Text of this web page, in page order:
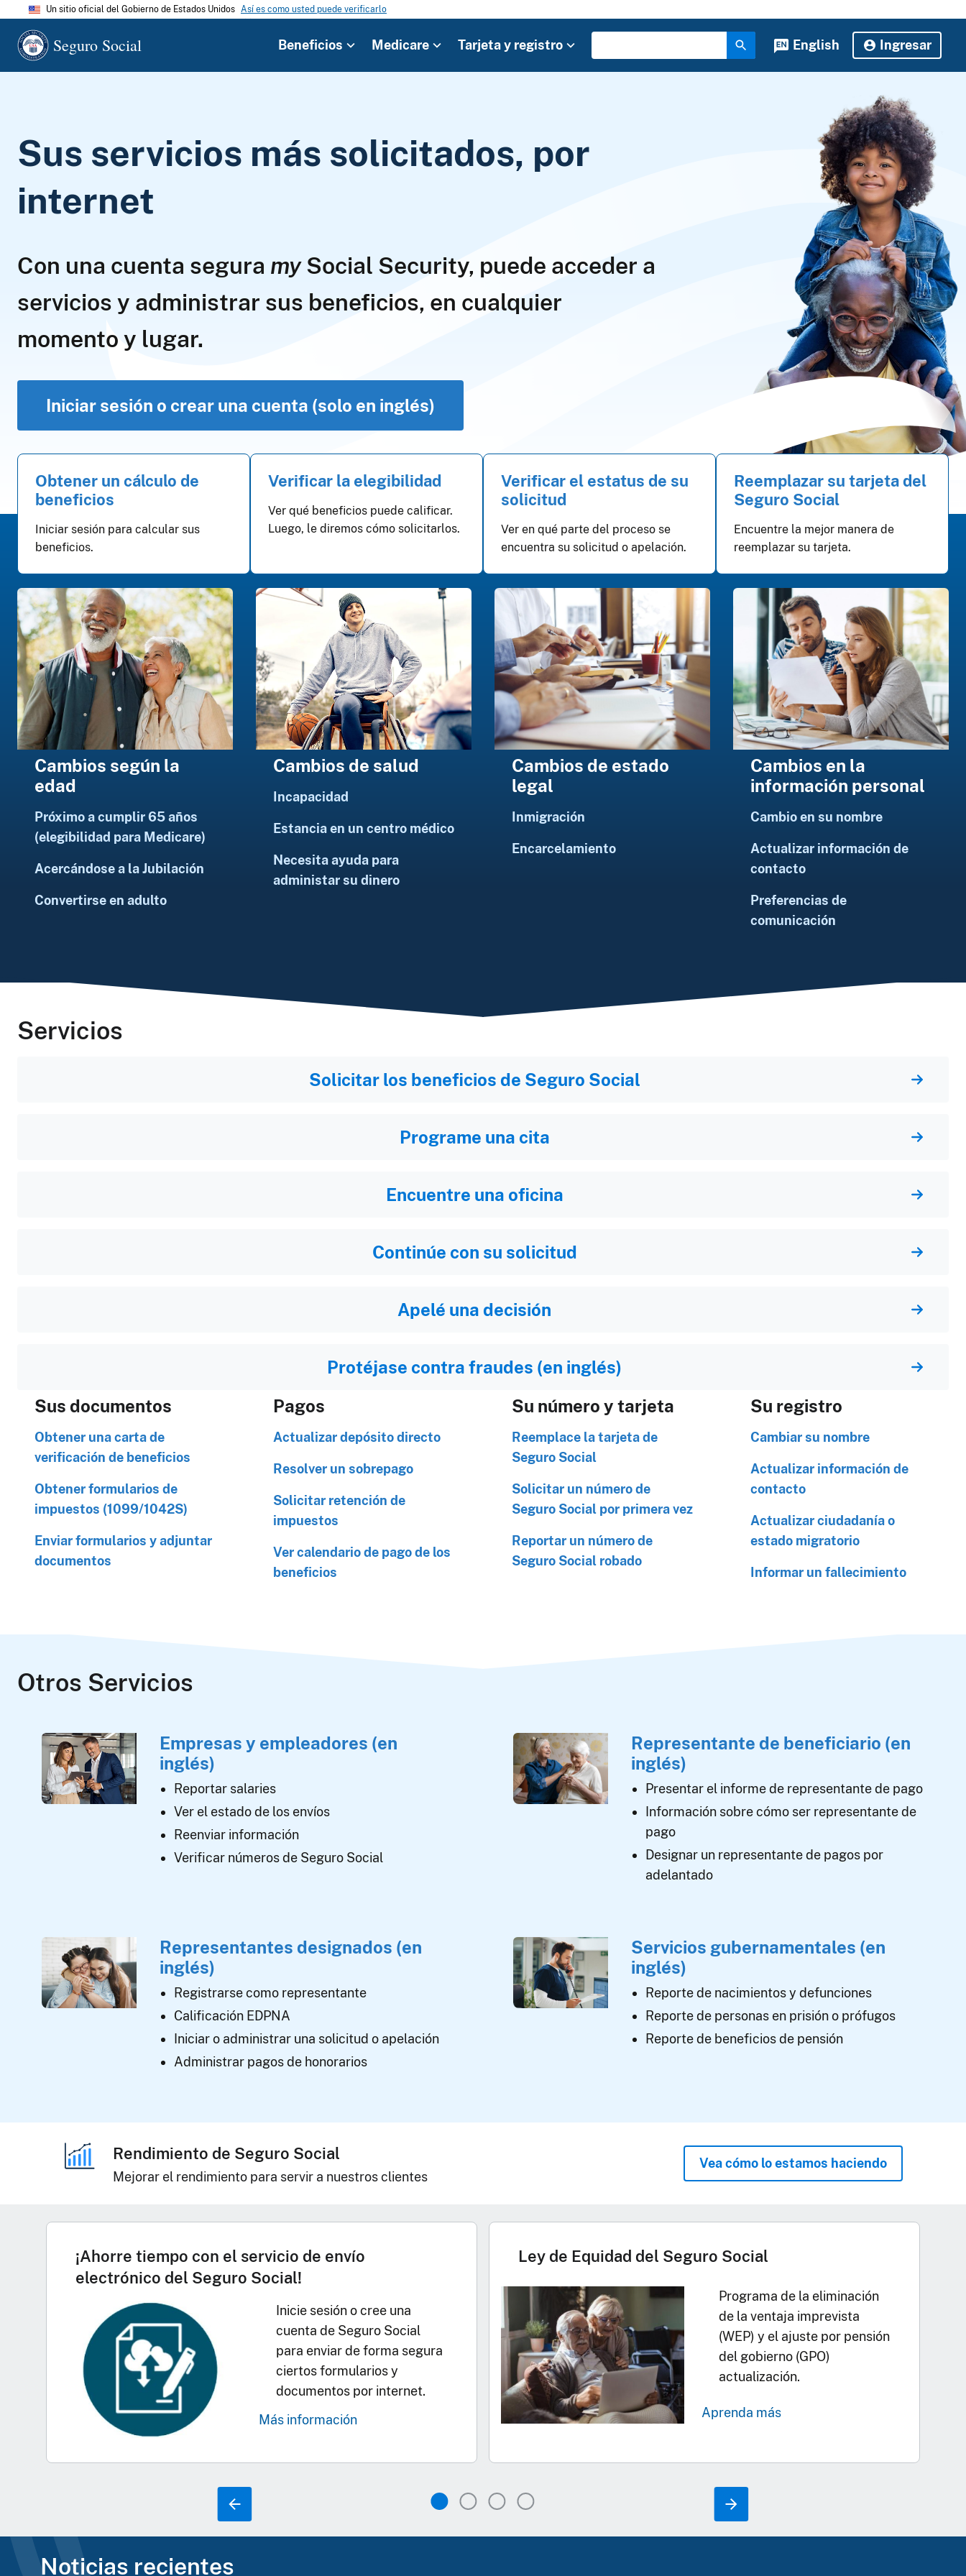
Un sitio oficial del Gobierno de Estados Unidos Así es como usted puede verificarlo
Seguro Social Beneficios Medicare Tarjeta y registro English Ingresar
Sus servicios más solicitados, por
internet
Con una cuenta segura mySocial Security, puede acceder a
servicios y administrar sus beneficios, en cualquier
momento y lugar.
Iniciar sesión o crear una cuenta (solo en inglés)
Obtener un cálculo de
beneficios
Iniciar sesión para calcular sus
beneficios.
Verificar la elegibilidad
Ver qué beneficios puede calificar.
Luego, le diremos cómo solicitarlos.
Verificar el estatus de su
solicitud
Ver en qué parte del proceso se
encuentra su solicitud o apelación.
Reemplazar su tarjeta del
Seguro Social
Encuentre la mejor manera de
reemplazar su tarjeta.
Eventos de la vida
Cambios según la
edad
Próximo a cumplir 65 años
(elegibilidad para Medicare)
Acercándose a la Jubilación
Convertirse en adulto
Cambios de salud
Incapacidad
Estancia en un centro médico
Necesita ayuda para
administar su dinero
Cambios de estado
legal
Inmigración
Encarcelamiento
Cambios en la
información personal
Cambio en su nombre
Actualizar información de
contacto
Preferencias de
comunicación
Servicios
Solicitar los beneficios de Seguro Social
Programe una cita
Encuentre una oficina
Continúe con su solicitud
Apelé una decisión
Protéjase contra fraudes (en inglés)
Sus documentos
Obtener una carta de
verificación de beneficios
Obtener formularios de
impuestos (1099/1042S)
Enviar formularios y adjuntar
documentos
Pagos
Actualizar depósito directo
Resolver un sobrepago
Solicitar retención de
impuestos
Ver calendario de pago de los
beneficios
Su número y tarjeta
Reemplace la tarjeta de
Seguro Social
Solicitar un número de
Seguro Social por primera vez
Reportar un número de
Seguro Social robado
Su registro
Cambiar su nombre
Actualizar información de
contacto
Actualizar ciudadanía o
estado migratorio
Informar un fallecimiento
Otros Servicios
Empresas y empleadores (en
inglés)
Reportar salaries
Ver el estado de los envíos
Reenviar información
Verificar números de Seguro Social
Representante de beneficiario (en
inglés)
Presentar el informe de representante de pago
Información sobre cómo ser representante de
pago
Designar un representante de pagos por
adelantado
Representantes designados (en
inglés)
Registrarse como representante
Calificación EDPNA
Iniciar o administrar una solicitud o apelación
Administrar pagos de honorarios
Servicios gubernamentales (en
inglés)
Reporte de nacimientos y defunciones
Reporte de personas en prisión o prófugos
Reporte de beneficios de pensión
Rendimiento de Seguro Social
Mejorar el rendimiento para servir a nuestros clientes
Vea cómo lo estamos haciendo
¡Ahorre tiempo con el servicio de envío
electrónico del Seguro Social!
Inicie sesión o cree una
cuenta de Seguro Social
para enviar de forma segura
ciertos formularios y
documentos por internet.
Más información
Ley de Equidad del Seguro Social
Programa de la eliminación
de la ventaja imprevista
(WEP) y el ajuste por pensión
del gobierno (GPO)
actualización.
Aprenda más
Noticias recientes